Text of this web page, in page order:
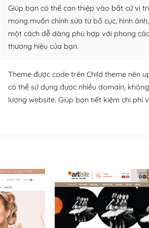
Giúp bạn có thể can thiệp vào bất cứ vị
mong muốn chỉnh sửa từ bố cục, hình
một cách dễ dàng phù hợp với phong
thương hiệu của bạn.
Theme được code trên Child theme nên
có thể sử dụng được nhiều domain,
lượng website. Giúp bạn tiết kiệm chi phí